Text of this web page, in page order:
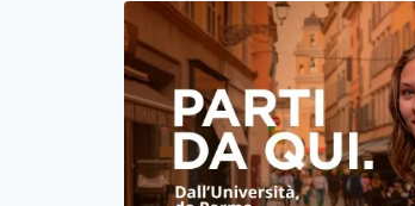
In primo piano